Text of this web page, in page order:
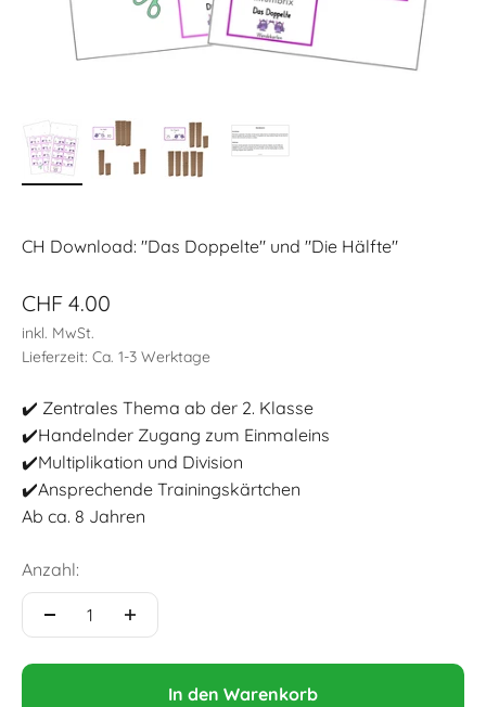
CH Download: "Das Doppelte" und "Die Hälfte"
Angebot
CHF 4.00
inkl. MwSt.
Lieferzeit: Ca. 1-3 Werktage
✔️ Zentrales Thema ab der 2. Klasse
✔️Handelnder Zugang zum Einmaleins
✔️Multiplikation und Division
✔️Ansprechende Trainingskärtchen
Ab ca. 8 Jahren
Anzahl:
In den Warenkorb